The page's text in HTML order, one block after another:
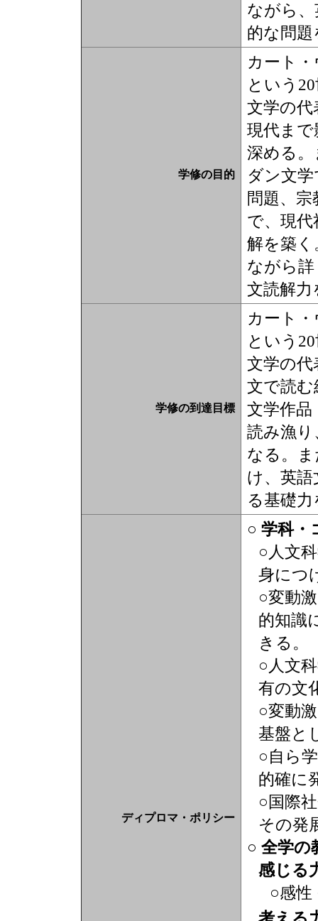
ながら、
的な問
学修の目的
カート
という
文学の
現代ま
深める
ダン文
問題、
で、現
解を築
ながら
文読解力
学修の到達目標
カート
という
文学の代
文で読
文学作品
読み漁
なる。
け、英
る基礎
ディプロマ・ポリシー
○ 学科・
○人文
身につ
○変動
的知識
きる。
○人文
有の文
○変動
基盤と
○自ら
的確に
○国際
その発
○ 全学の
感じる
○感性